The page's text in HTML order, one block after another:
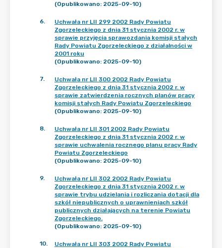
(Opublikowano: 2025-09-10)
6.
Uchwała nr LII 299 2002 Rady Powiatu
Zgorzeleckiego z dnia 31 stycznia 2002 r. w
sprawie przyjęcia sprawozdania komisji stałych
Rady Powiatu Zgorzeleckiego z działalności w
2001 roku
(Opublikowano: 2025-09-10)
7.
Uchwała nr LII 300 2002 Rady Powiatu
Zgorzeleckiego z dnia 31 stycznia 2002 r. w
sprawie zatwierdzenia rocznych planów pracy
komisji stałych Rady Powiatu Zgorzeleckiego
(Opublikowano: 2025-09-10)
8.
Uchwała nr LII 301 2002 Rady Powiatu
Zgorzeleckiego z dnia 31 stycznia 2002 r. w
sprawie uchwalenia rocznego planu pracy Rady
Powiatu Zgorzeleckiego
(Opublikowano: 2025-09-10)
9.
Uchwała nr LII 302 2002 Rady Powiatu
Zgorzeleckiego z dnia 31 stycznia 2002 r. w
sprawie trybu udzielania i rozliczania dotacji dla
szkół niepublicznych o uprawnieniach szkół
publicznych działających na terenie Powiatu
Zgorzeleckiego.
(Opublikowano: 2025-09-10)
10.
Uchwała nr LII 303 2002 Rady Powiatu